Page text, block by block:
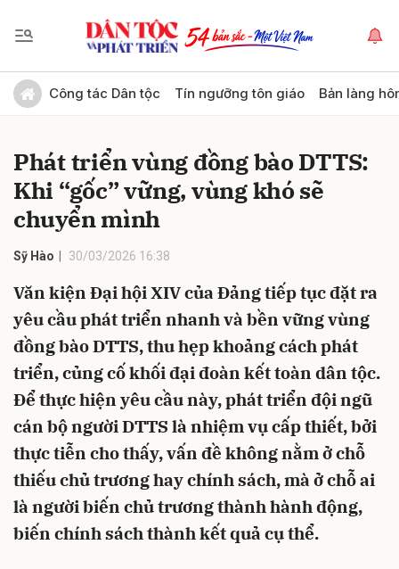
Công tác Dân tộc Tín ngưỡng tôn giáo Bản làng
Phát triển vùng đồng bào DTTS:
Khi “gốc” vững, vùng khó sẽ
chuyển mình
Sỹ Hào 30/03/2026 16:38
Văn kiện Đại hội XIV của Đảng tiếp tục đặt ra
yêu cầu phát triển nhanh và bền vững vùng
đồng bào DTTS, thu hẹp khoảng cách phát
triển, củng cố khối đại đoàn kết toàn dân tộc.
Để thực hiện yêu cầu này, phát triển đội ngũ
cán bộ người DTTS là nhiệm vụ cấp thiết, bởi
thực tiễn cho thấy, vấn đề không nằm ở chỗ
thiếu chủ trương hay chính sách, mà ở chỗ ai
là người biến chủ trương thành hành động,
biến chính sách thành kết quả cụ thể.
Gửi bình luận